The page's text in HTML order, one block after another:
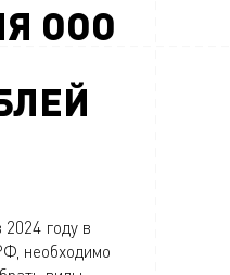
ООО
году в
необходимо